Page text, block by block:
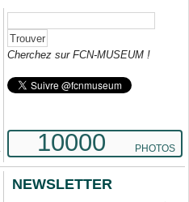
Cherchez sur FCN-MUSEUM !
10000 PHOTOS
NEWSLETTER